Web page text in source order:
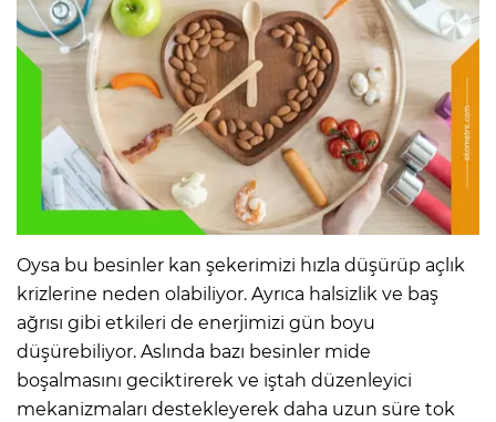
Oysa bu besinler kan şekerimizi hızla düşürüp açlık
krizlerine neden olabiliyor. Ayrıca halsizlik ve baş
ağrısı gibi etkileri de enerjimizi gün boyu
düşürebiliyor. Aslında bazı besinler mide
boşalmasını geciktirerek ve iştah düzenleyici
mekanizmaları destekleyerek daha uzun süre tok